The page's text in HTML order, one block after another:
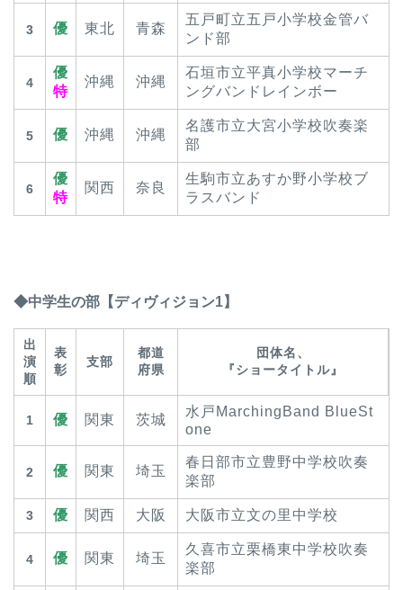
3 優 東北 青森
五戸町立五戸小学校金管バ
ンド部
4
優
特
沖縄 沖縄
石垣市立平真小学校マーチ
ングバンドレインボー
5 優 沖縄 沖縄
名護市立大宮小学校吹奏楽
部
6
優
特
関西 奈良
生駒市立あすか野小学校ブ
ラスバンド
◆中学生の部【ディヴィジョン1】
出
演
順
表
彰
支部
都道
府県
団体名、
『ショータイトル』
1 優 関東 茨城
水戸MarchingBand BlueSt
one
2 優 関東 埼玉
春日部市立豊野中学校吹奏
楽部
3 優 関西 大阪 大阪市立文の里中学校
4 優 関東 埼玉
久喜市立栗橋東中学校吹奏
楽部